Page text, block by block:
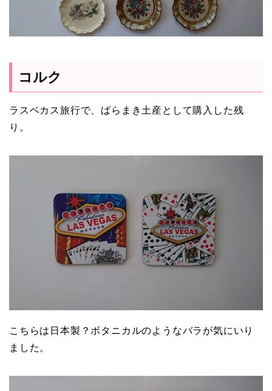
コルク
ラスベカス旅行で、ばらまき土産として購入した残
り。
こちらは日本製？ボタニカルのようなバラが気にいり
ました。